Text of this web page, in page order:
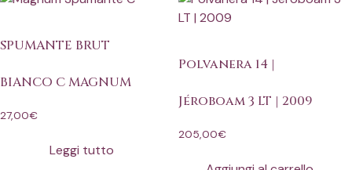
SPUMANTE BRUT
BIANCO C MAGNUM
27,00€
Leggi tutto
Polvanera 14 |
Jéroboam 3 LT | 2009
205,00€